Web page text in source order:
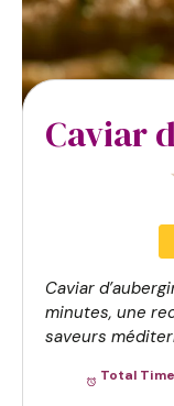
Caviar
Caviar
minutes, une
saveurs
Total